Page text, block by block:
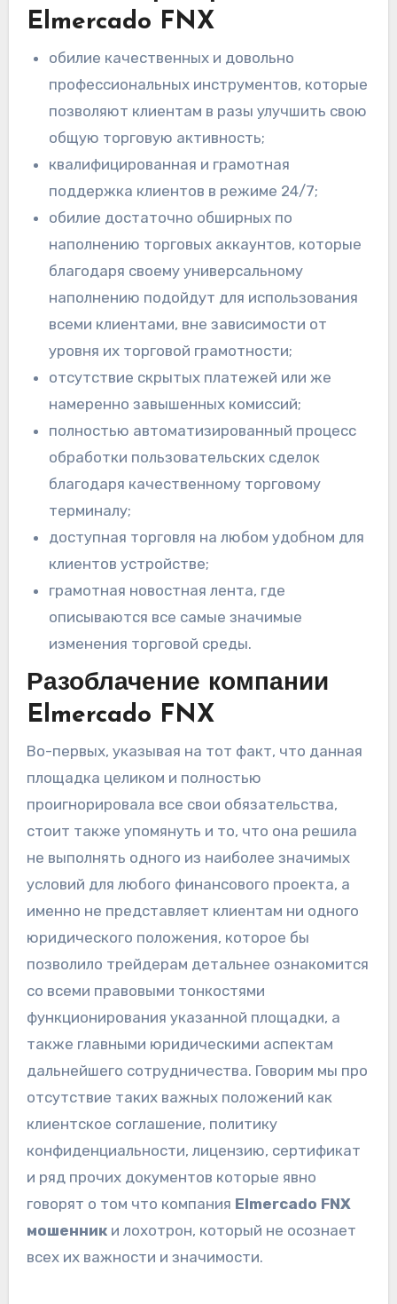
Elmercado FNX
обилие качественных и довольно
профессиональных инструментов, которые
позволяют клиентам в разы улучшить свою
общую торговую активность;
квалифицированная и грамотная
поддержка клиентов в режиме 24/7;
обилие достаточно обширных по
наполнению торговых аккаунтов, которые
благодаря своему универсальному
наполнению подойдут для использования
всеми клиентами, вне зависимости от
уровня их торговой грамотности;
отсутствие скрытых платежей или же
намеренно завышенных комиссий;
полностью автоматизированный процесс
обработки пользовательских сделок
благодаря качественному торговому
терминалу;
доступная торговля на любом удобном для
клиентов устройстве;
грамотная новостная лента, где
описываются все самые значимые
изменения торговой среды.
Разоблачение компании
Elmercado FNX
Во-первых, указывая на тот факт, что данная
площадка целиком и полностью
проигнорировала все свои обязательства,
стоит также упомянуть и то, что она решила
не выполнять одного из наиболее значимых
условий для любого финансового проекта, а
именно не представляет клиентам ни одного
юридического положения, которое бы
позволило трейдерам детальнее ознакомится
со всеми правовыми тонкостями
функционирования указанной площадки, а
также главными юридическими аспектам
дальнейшего сотрудничества. Говорим мы про
отсутствие таких важных положений как
клиентское соглашение, политику
конфиденциальности, лицензию, сертификат
и ряд прочих документов которые явно
говорят о том что компания Elmercado FNX
мошенники лохотрон, который не осознает
всех их важности и значимости.